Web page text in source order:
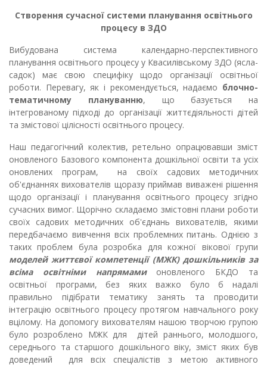
Створення сучасної системи планування освітнього
процесу в ЗДО
Вибудована система календарно-перспективного
планування освітнього процесу у Квасилівському ЗДО (ясла-
садок) має свою специфіку щодо організації освітньої
роботи. Перевагу, як і рекомендується, надаємо блочно-
тематичному плануванню, що базується на
інтегрованому підході до організації життєдіяльності дітей
та змістової цілісності освітнього процесу.
Наш педагогічний колектив, ретельно опрацювавши зміст
оновленого Базового компонента дошкільної освіти та усіх
оновлених програм, на своїх садових методичних
об'єднаннях вихователів щоразу приймав виважені рішення
щодо організації і планування освітнього процесу згідно
сучасних вимог. Щорічно складаємо змістовні плани роботи
своїх садових методичних об'єднань вихователів, якими
передбачаємо вивчення всіх проблемних питань. Однією з
таких проблем була розробка для кожної вікової групи
моделей життєвої компетенції (МЖК) дошкільників за
всіма освітніми напрямами оновленого БКДО та
освітньої програми, без яких важко було б надалі
правильно підібрати тематику занять та проводити
інтеграцію освітнього процесу протягом навчального року
вцілому. На допомогу вихователям нашою творчою групою
було розроблено МЖК для дітей раннього, молодшого,
середнього та старшого дошкільного віку, зміст яких був
доведений для всіх спеціалістів з метою активного